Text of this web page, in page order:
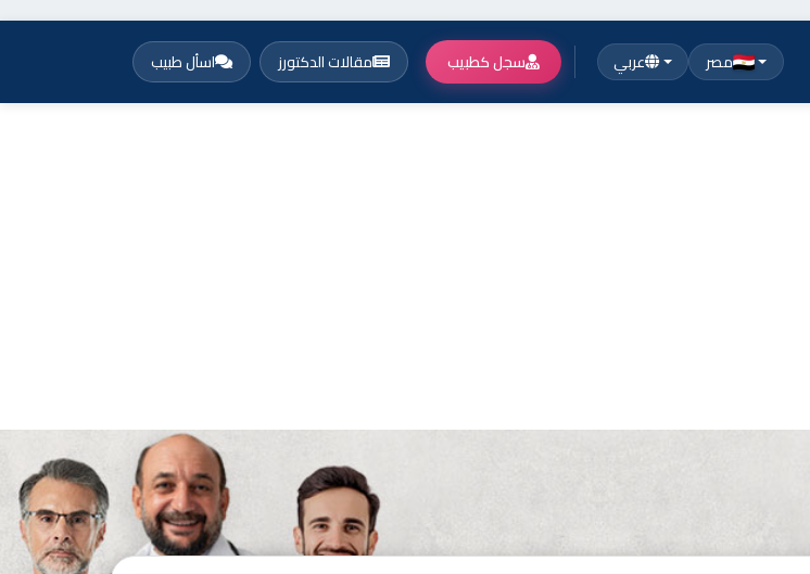
اسأل طبيب مقالات الدكتورز سجل كطبيب عربي مصر